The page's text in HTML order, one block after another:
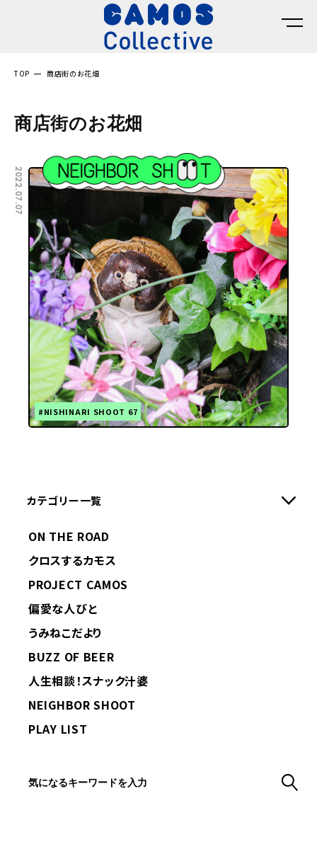
TOP 商店街のお花畑
商店街のお花畑
2022.07.07
#NISHINARI SHOOT 67
カテゴリー一覧
ON THE ROAD
クロスするカモス
PROJECT CAMOS
偏愛な人びと
うみねこだより
BUZZ OF BEER
人生相談！スナック汁婆
NEIGHBOR SHOOT
PLAY LIST